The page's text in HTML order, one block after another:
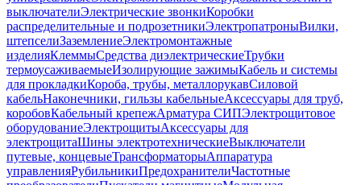
выключателиЭлектрические звонкиКоробки
распределительные и подрозетникиЭлектропатроныВилки,
штепселиЗаземлениеЭлектромонтажные
изделияКлеммыСредства диэлектрическиеТрубки
термоусаживаемыеИзолирующие зажимыКабель и системы
для прокладкиКороба, трубы, металлорукавСиловой
кабельНаконечники, гильзы кабельныеАксессуары для труб,
коробовКабельный крепежАрматура СИПЭлектрощитовое
оборудованиеЭлектрощитыАксессуары для
электрощитаШины электротехническиеВыключатели
путевые, концевыеТрансформаторыАппаратура
управленияРубильникиПредохранителиЧастотные